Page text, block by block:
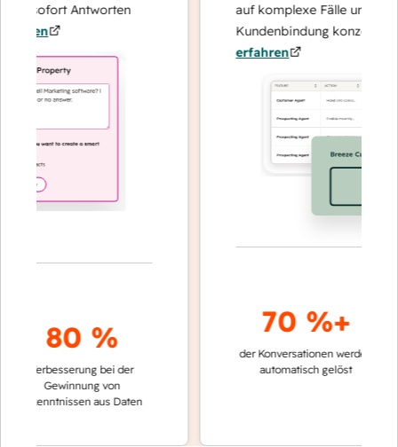
sofort Antworten
80 %
Verbesserung bei der
Gewinnung von
aus Daten
auf komplexe Fälle und den
Kundenbindung konzentrieren
erfahren
70 %+
der Konversationen werden
automatisch gelöst